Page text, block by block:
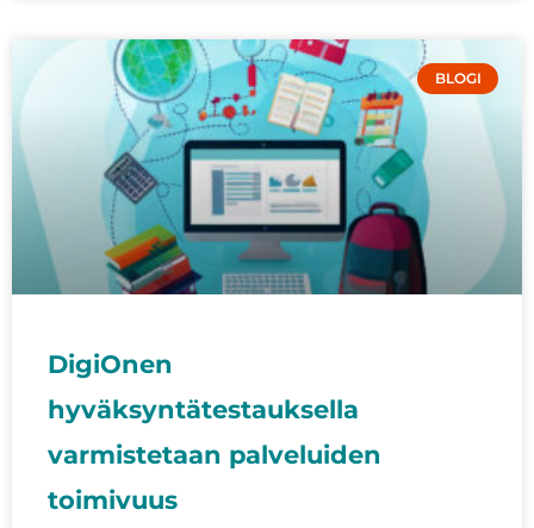
BLOGI
DigiOnen
hyväksyntätestauksella
varmistetaan palveluiden
toimivuus